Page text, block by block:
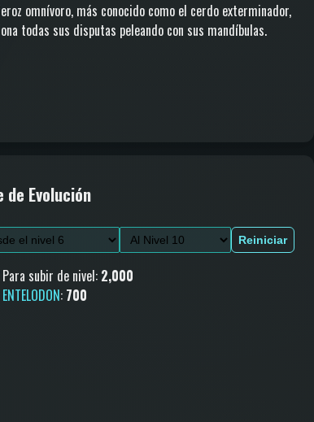
omnívoro, más conocido como el cerdo exterminador,
todas sus disputas peleando con sus mandíbulas.
de Evolución
Reiniciar
Para subir de nivel: 2,000
ENTELODON: 700